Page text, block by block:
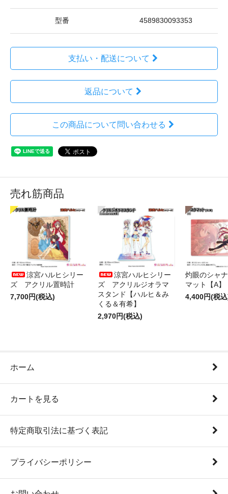
型番 4589830093353
支払い・配送について
返品について
この商品について問い合わせる
売れ筋商品
涼宮ハルヒシリー
ズ アクリル置時計
7,700円(税込)
涼宮ハルヒシリー
ズ アクリルジオラマ
スタンド【ハルヒ＆み
くる＆有希】
2,970円(税込)
灼眼のシャ
マット【A】
4,400円(税
ホーム
カートを見る
特定商取引法に基づく表記
プライバシーポリシー